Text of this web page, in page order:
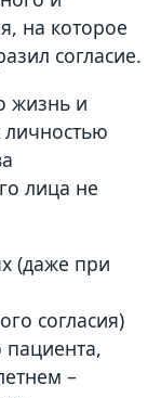
на которое
согласие.
жизнь и
лица не
(даже при
согласия)
пациента,
–